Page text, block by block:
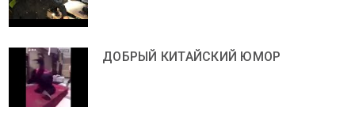
ДОБРЫЙ КИТАЙСКИЙ ЮМОР